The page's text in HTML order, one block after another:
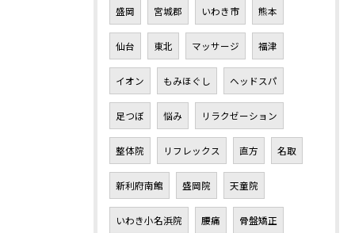
盛岡 宮城郡 いわき市 熊本
仙台 東北 マッサージ 福津
イオン もみほぐし ヘッドスパ
足つぼ 悩み リラクゼーション
整体院 リフレックス 直方 名取
新利府南館 盛岡院 天童院
いわき小名浜院 腰痛 骨盤矯正